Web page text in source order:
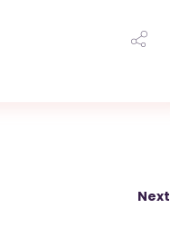
Next